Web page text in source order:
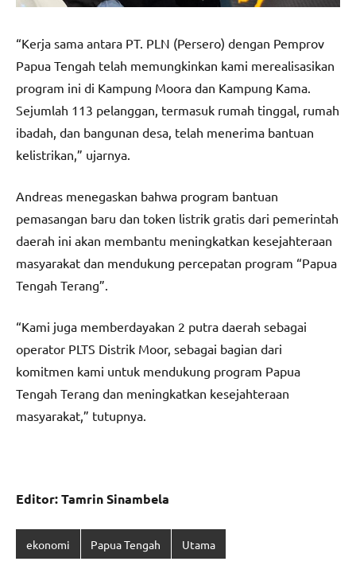
“Kerja sama antara PT. PLN (Persero) dengan Pemprov
Papua Tengah telah memungkinkan kami merealisasikan
program ini di Kampung Moora dan Kampung Kama.
Sejumlah 113 pelanggan, termasuk rumah tinggal, rumah
ibadah, dan bangunan desa, telah menerima bantuan
kelistrikan,” ujarnya.
Andreas menegaskan bahwa program bantuan
pemasangan baru dan token listrik gratis dari pemerintah
daerah ini akan membantu meningkatkan kesejahteraan
masyarakat dan mendukung percepatan program “Papua
Tengah Terang”.
“Kami juga memberdayakan 2 putra daerah sebagai
operator PLTS Distrik Moor, sebagai bagian dari
komitmen kami untuk mendukung program Papua
Tengah Terang dan meningkatkan kesejahteraan
masyarakat,” tutupnya.
Editor: Tamrin Sinambela
ekonomi Papua Tengah Utama